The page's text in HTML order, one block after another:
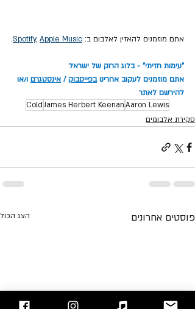
אתם מוזמנים להאזין לאלבום ב: Spotify, Apple Music
.
"עימות חזיתי" - בלוג הרוק של ישראל
אתם מוזמנים לעקוב אחרינו בפייסבוק / אינסטגרם ו/או
להירשם לאתר
Aaron Lewis
James Herbert Keenan
Cold
סקירת אלבומים
פוסטים אחרונים הצג הכול